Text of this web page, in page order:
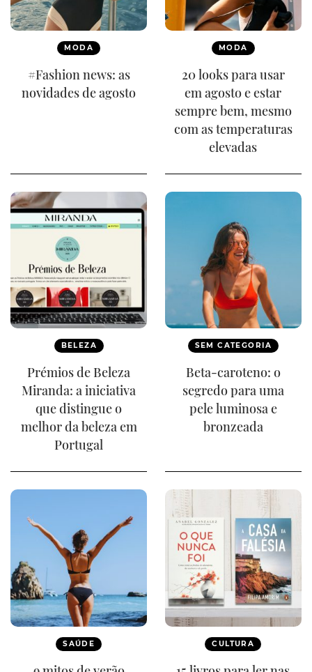
MODA
#Fashion news: as
novidades de agosto
MODA
20 looks para usar
em agosto e estar
sempre bem, mesmo
com as temperaturas
elevadas
BELEZA
Prémios de Beleza
Miranda: a iniciativa
que distingue o
melhor da beleza em
Portugal
SEM CATEGORIA
Beta-caroteno: o
segredo para uma
pele luminosa e
bronzeada
SAÚDE CULTURA